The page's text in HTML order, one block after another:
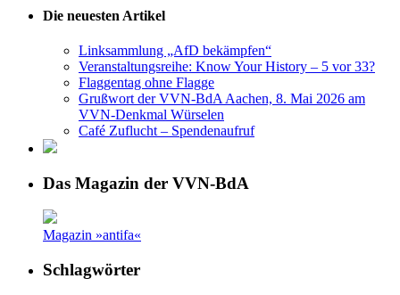
Die neuesten Artikel
Linksammlung „AfD bekämpfen“
Veranstaltungsreihe: Know Your History – 5 vor 33?
Flaggentag ohne Flagge
Grußwort der VVN-BdA Aachen, 8. Mai 2026 am
VVN-Denkmal Würselen
Café Zuflucht – Spendenaufruf
Das Magazin der VVN-BdA
Magazin »antifa«
Schlagwörter